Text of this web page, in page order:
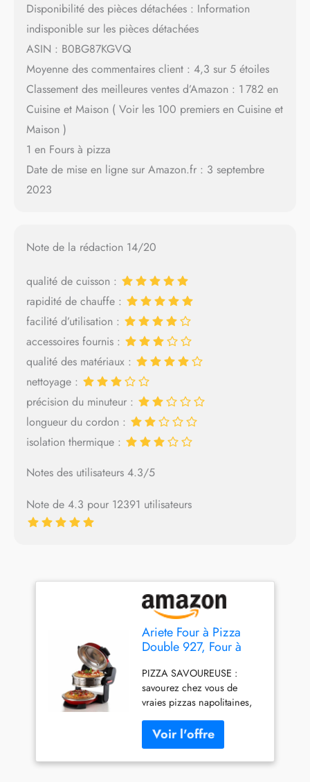
Disponibilité des pièces détachées : Information
indisponible sur les pièces détachées
ASIN : B0BG87KGVQ
Moyenne des commentaires client : 4,3 sur 5 étoiles
Classement des meilleures ventes d’Amazon : 1 782 en
Cuisine et Maison ( Voir les 100 premiers en Cuisine et
Maison )
1 en Fours à pizza
Date de mise en ligne sur Amazon.fr : 3 septembre
2023
Note de la rédaction 14/20
qualité de cuisson :
rapidité de chauffe :
facilité d’utilisation :
accessoires fournis :
qualité des matériaux :
nettoyage :
précision du minuteur :
longueur du cordon :
isolation thermique :
Notes des utilisateurs 4.3/5
Note de 4.3 pour 12391 utilisateurs
Ariete Four à Pizza
Double 927, Four à
de Cuisson, 2 Plaques
Réfractaires
Antiadhésives, 2
Lames en Bois
Incluses, Max 400°C,
2 Thermostats,
Diamètre 32 Cm,
PIZZA SAVOUREUSE :
savourez chez vous de
vraies pizzas napolitaines,
croustillantes que celles qui
sortent du four à bois, grâce
à ce four à pizza CUISSON